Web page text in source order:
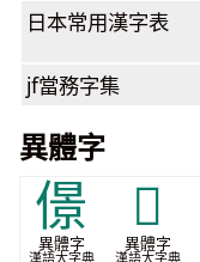
日本常用漢字表
jf當務字集
異體字
𠎠
異體字
漢語大字典
𦚎
異體字
漢語大字典